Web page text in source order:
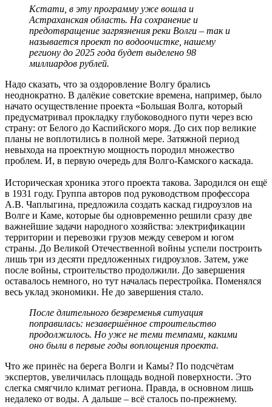
Кстати, в эту программу уже вошла и
Астраханская область. На сохранение и
предотвращение загрязнения реки Волги – так и
называется проект по водоочистке, нашему
региону до 2025 года будет выделено 98
миллиардов рублей.
Надо сказать, что за оздоровление Волгу брались
неоднократно. В далёкие советские времена, например, было
начато осуществление проекта «Большая Волга, который
предусматривал прокладку глубоководного пути через всю
страну: от Белого до Каспийского моря. До сих пор великие
планы не воплотились в полной мере. Затяжной период
невыхода на проектную мощность породил множество
проблем. И, в первую очередь для Волго-Камского каскада.
Историческая хроника этого проекта такова. Зародился он ещё
в 1931 году. Группа авторов под руководством профессора
А.В. Чаплыгина, предложила создать каскад гидроузлов на
Волге и Каме, которые бы одновременно решили сразу две
важнейшие задачи народного хозяйства: электрификации
территории и перевозки грузов между севером и югом
страны. До Великой Отечественной войны успели построить
лишь три из десяти предложенных гидроузлов. Затем, уже
после войны, строительство продолжили. До завершения
оставалось немного, но тут началась перестройка. Поменялся
весь уклад экономики. Не до завершения стало.
После длительного безвременья ситуация
поправилась: незавершённое строительство
продолжилось. Но уже не теми темпами, какими
оно были в первые годы воплощения проекта.
Что же принёс на берега Волги и Камы? По подсчётам
экспертов, увеличилась площадь водной поверхности. Это
слегка смягчило климат региона. Правда, в основном лишь
недалеко от воды. А дальше – всё сталось по-прежнему.